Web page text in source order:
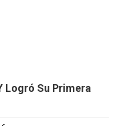
Logró Su Primera